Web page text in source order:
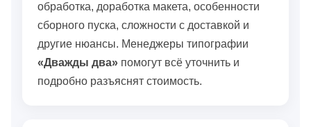
обработка, доработка макета, особенности
сборного пуска, сложности с доставкой и
другие нюансы. Менеджеры типографии
«Дважды два» помогут всё уточнить и
подробно разъяснят стоимость.